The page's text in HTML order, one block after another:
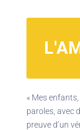
« Mes
paroles, avec
preuve d’un